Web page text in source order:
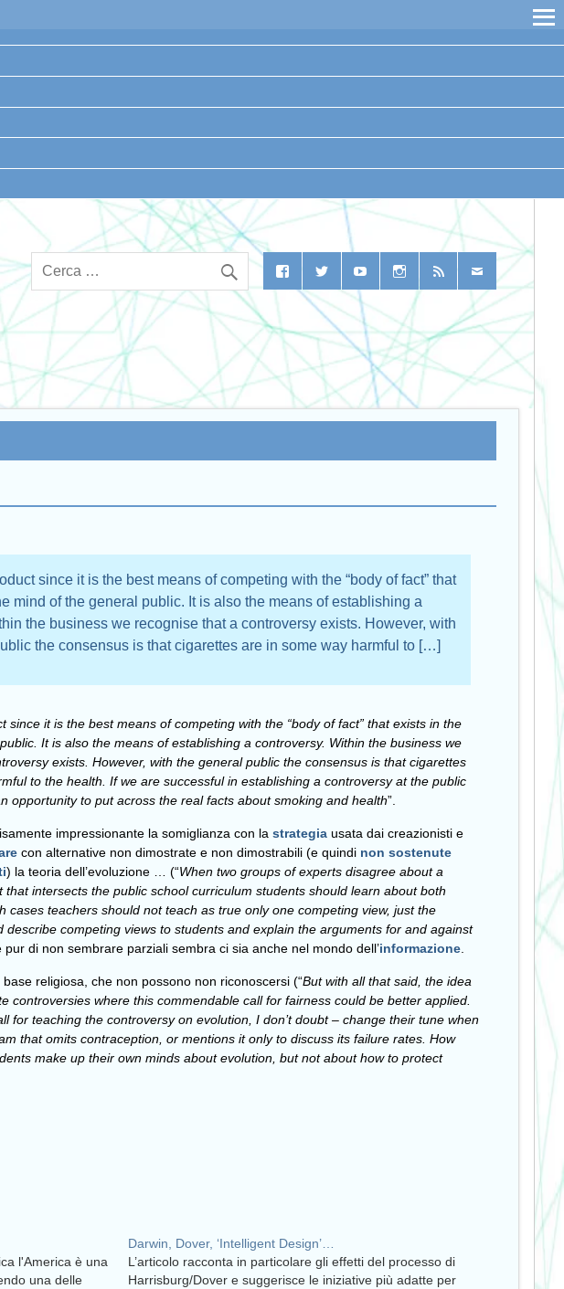
since it is the best means of competing with the “body of fact” that
mind of the general public. It is also the means of establishing a
the business we recognise that a controversy exists. However, with
the consensus is that cigarettes are in some way harmful to […]
since it is the best means of competing with the “body of fact” that exists in the
It is also the means of establishing a controversy. Within the business we
exists. However, with the general public the consensus is that cigarettes
to the health. If we are successful in establishing a controversy at the public
opportunity to put across the real facts about smoking and health”.
impressionante la somiglianza con lastrategia usata dai creazionisti e
con alternative non dimostrate e non dimostrabili (e quindi non sostenute
) la teoria dell’evoluzione … (“When two groups of experts disagree about a
that intersects the public school curriculum students should learn about both
cases teachers should not teach as true only one competing view, just the
competing views to students and explain the arguments for and against
di non sembrare parziali sembra ci sia anche nel mondo dell’informazione
religiosa, che non possono non riconoscersi (“But with all that said, the idea
where this commendable call for fairness could be better applied.
teaching the controversy on evolution, I don’t doubt – change their tune when
that omits contraception, or mentions it only to discuss its failure rates. How
make up their own minds about evolution, but not about how to protect
l'America è una
una delle
Darwin, Dover, ‘Intelligent Design’…
L’articolo racconta in particolare gli effetti del processo di
Harrisburg/Dover e suggerisce le iniziative più adatte per